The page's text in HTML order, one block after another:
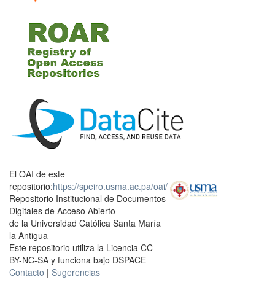
El OAI de este
repositorio:https://speiro.usma.ac.pa/oai/
Repositorio Institucional de Documentos
Digitales de Acceso Abierto
de la Universidad Católica Santa María
la Antigua
Este repositorio utiliza la Licencia CC
BY-NC-SA y funciona bajo DSPACE
Contacto | Sugerencias